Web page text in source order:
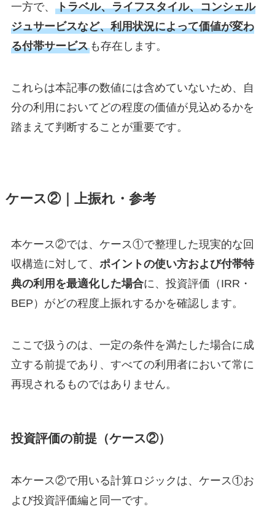
一方で、 トラベル、ライフスタイル、コンシェル
ジュサービスなど、利用状況によって価値が変わ
る付帯サービスも存在します。
これらは本記事の数値には含めていないため、自
分の利用においてどの程度の価値が見込めるかを
踏まえて判断することが重要です。
ケース②｜上振れ・参考
本ケース②では、ケース①で整理した現実的な回
収構造に対して、 ポイントの使い方および付帯特
典の利用を最適化した場合に、投資評価（IRR・
BEP）がどの程度上振れするかを確認します。
ここで扱うのは、一定の条件を満たした場合に成
立する前提であり、すべての利用者において常に
再現されるものではありません。
投資評価の前提（ケース②）
本ケース②で用いる計算ロジックは、ケース①お
よび投資評価編と同一です。